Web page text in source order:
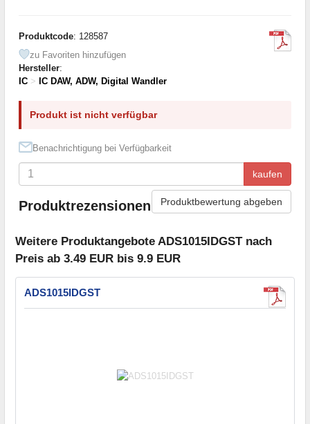
Produktcode: 128587
zu Favoriten hinzufügen
Hersteller:
IC > IC DAW, ADW, Digital Wandler
Produkt ist nicht verfügbar
Benachrichtigung bei Verfügbarkeit
kaufen
Produktrezensionen Produktbewertung abgeben
Weitere Produktangebote ADS1015IDGST nach
Preis ab 3.49 EUR bis 9.9 EUR
ADS1015IDGST